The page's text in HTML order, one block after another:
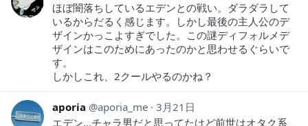
ほぼ闇落ちしているエデンとの戦い。ダラダラして
いるからだるく感じます。しかし最後の主人公のデ
ザインかっこよすぎでした。この謎ディフォルメデ
ザインはこのためにあったのかと思わせるぐらいで
す。
しかしこれ、2クールやるのかね？
aporia aporia_me 3月21日
エデン…チャラ男だと思ってたけど前世はオタク系